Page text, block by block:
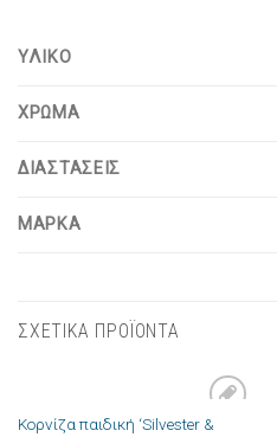
ΥΛΙΚΟ
ΧΡΩΜΑ
ΔΙΑΣΤΑΣΕΙΣ
ΜΑΡΚΑ
ΣΧΕΤΙΚΑ ΠΡΟΪΟΝΤΑ
Πρόσθήκη
Κορνίζα παιδική ‘Silvester &